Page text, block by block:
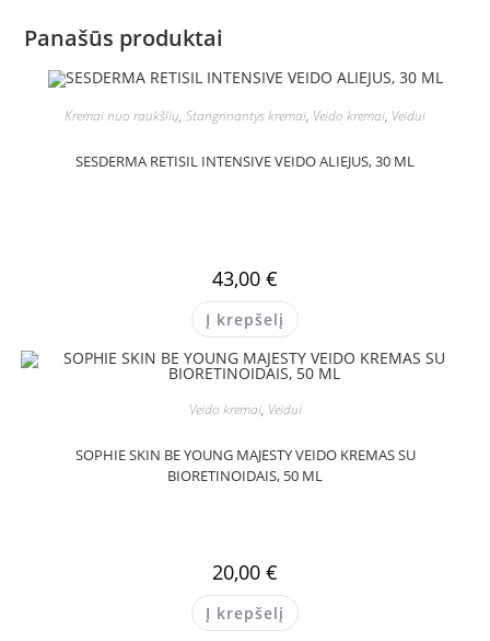
Panašūs produktai
Kremai nuo raukšlių, Stangrinantys kremai, Veido kremai, Veidui
SESDERMA RETISIL INTENSIVE VEIDO ALIEJUS, 30 ML
43,00 €
Į krepšelį
Veido kremai, Veidui
SOPHIE SKIN BE YOUNG MAJESTY VEIDO KREMAS SU
BIORETINOIDAIS, 50 ML
20,00 €
Į krepšelį